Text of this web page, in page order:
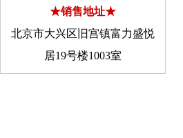
★销售地址★
北京市大兴区旧宫镇富力盛悦
居19号楼1003室